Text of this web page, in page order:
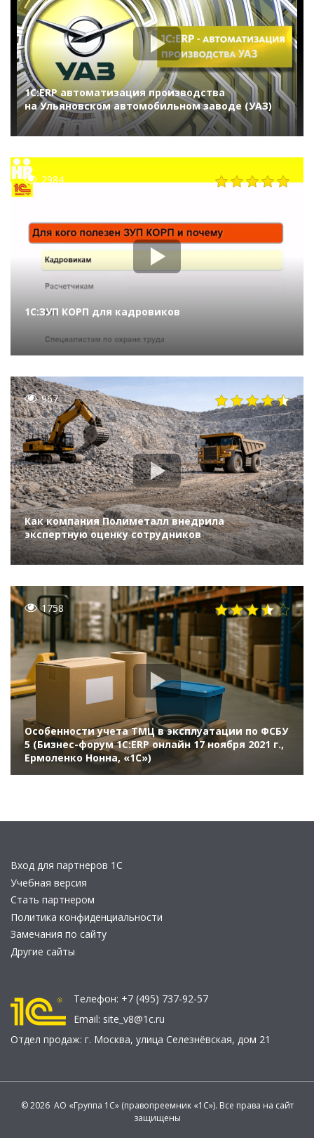
1С:ERP автоматизация производства
на Ульяновском автомобильном заводе (УАЗ)
2984
1С:ЗУП КОРП для кадровиков
967
Как компания Полиметалл внедрила
экспертную оценку сотрудников
1758
Особенности учета ТМЦ в эксплуатации по ФСБУ
5 (Бизнес-форум 1С:ERP онлайн 17 ноября 2021 г.,
Ермоленко Нонна, «1С»)
Вход для партнеров 1С
Учебная версия
Стать партнером
Политика конфиденциальности
Замечания по сайту
Другие сайты
Телефон: +7 (495) 737-92-57
Email: site_v8@1c.ru
Отдел продаж: г. Москва, улица Селезнёвская, дом 21
© 2026 АО «Группа 1С» (правопреемник «1С»). Все права на сайт
защищены